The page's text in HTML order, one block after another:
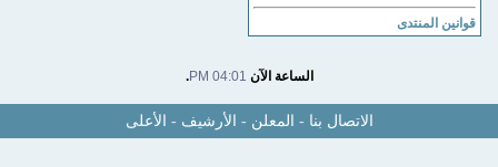
قوانين المنتدى
الساعة الآن04:01 PM
.
الاتصال بنا-المعلن-الأرشيف -الأعلى